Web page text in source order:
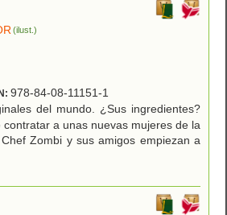
(ilust.)
978-84-08-11151-1
del mundo. ¿Sus ingredientes?
a unas nuevas mujeres de la
Zombi y sus amigos empiezan a